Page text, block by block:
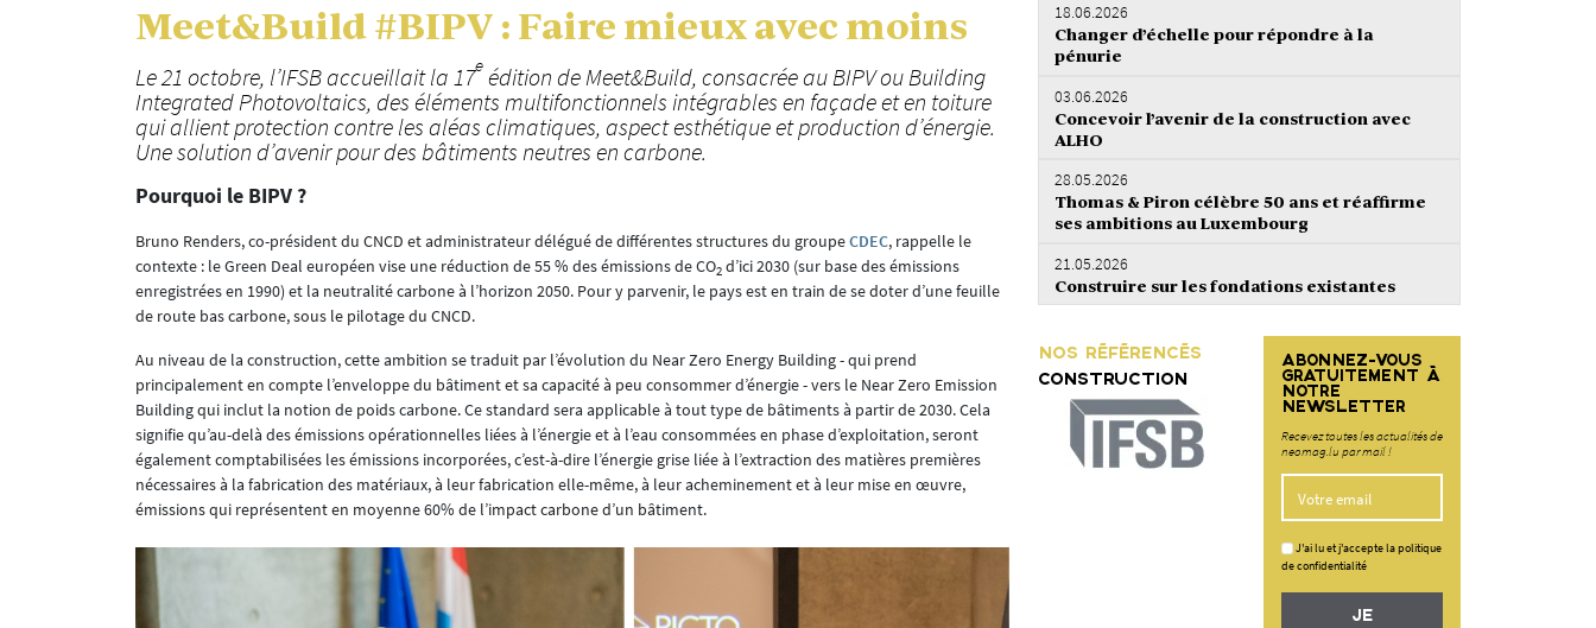
Meet&Build #BIPV : Faire mieux avec moins
Le 21 octobre, l’IFSB accueillait la 17e édition de Meet&Build, consacrée au BIPV ouBuilding
Integrated Photovoltaics, des éléments multifonctionnels intégrables en façade et en toiture
qui allient protection contre les aléas climatiques, aspect esthétique et production d’énergie.
Une solution d’avenir pour des bâtiments neutres en carbone.
Pourquoi le BIPV ?
Bruno Renders, co-président du CNCD et administrateur délégué de différentes structures du groupeCDEC, rappelle le
contexte : le Green Deal européen vise une réduction de 55 % des émissions de CO2 d’ici 2030 (sur base des émissions
enregistrées en 1990) et la neutralité carbone à l’horizon 2050. Pour y parvenir, le pays est en train de se doter d’une feuille
de route bas carbone, sous le pilotage du CNCD.
Au niveau de la construction, cette ambition se traduit par l’évolution du Near Zero Energy Building - qui prend
principalement en compte l’enveloppe du bâtiment et sa capacité à peu consommer d’énergie - vers le Near Zero Emission
Building qui inclut la notion de poids carbone. Ce standard sera applicable à tout type de bâtiments à partir de 2030. Cela
signifie qu’au-delà des émissions opérationnelles liées à l’énergie et à l’eau consommées en phase d’exploitation, seront
également comptabilisées les émissions incorporées, c’est-à-dire l’énergie grise liée à l’extraction des matières premières
nécessaires à la fabrication des matériaux, à leur fabrication elle-même, à leur acheminement et à leur mise en œuvre,
émissions qui représentent en moyenne 60% de l’impact carbone d’un bâtiment.
18.06.2026
Changer d’échelle pour répondre à la
pénurie
03.06.2026
Concevoir l’avenir de la construction avec
ALHO
28.05.2026
Thomas & Piron célèbre 50 ans et réaffirme
ses ambitions au Luxembourg
21.05.2026
Construire sur les fondations existantes
NOS RÉFÉRENCÉS
CONSTRUCTION
ABONNEZ-VOUS
GRATUITEMENT À
NOTRE
NEWSLETTER
Recevez toutes les actualités de
neomag.lu par mail !
J'ai lu et j'accepte la politique
de confidentialité
JE